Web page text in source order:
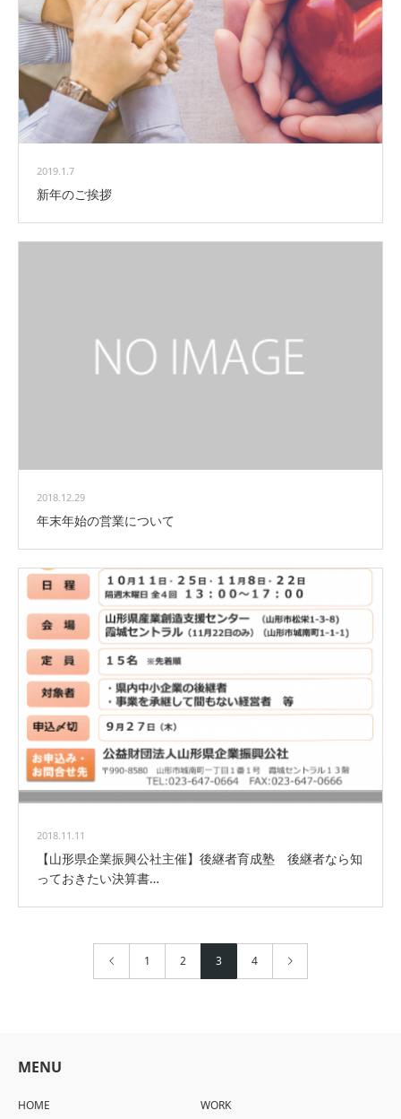
2019.1.7
新年のご挨拶
2018.12.29
年末年始の営業について
2018.11.11
【山形県企業振興公社主催】後継者育成塾 後継者なら知
っておきたい決算書…
1 2 3 4
MENU
HOME
WORK